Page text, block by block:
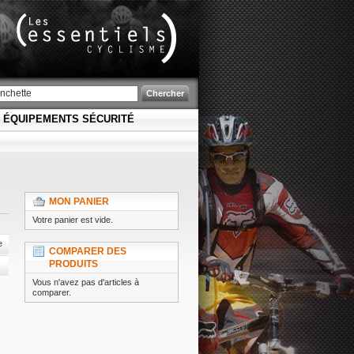
Chercher
Bienvenue
univers
Découx
ÉQUIPEMENTS SÉCURITÉ
MON PANIER
Votre panier est vide.
COMPARER DES
PRODUITS
Vous n'avez pas d'articles à
comparer.